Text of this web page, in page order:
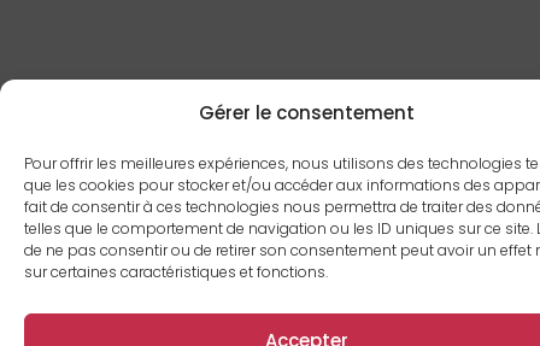
Gérer le consentement
Pour offrir les meilleures expériences, nous utilisons des technologies
que les cookies pour stocker et/ou accéder aux informations des
fait de consentir à ces technologies nous permettra de traiter des
telles que le comportement de navigation ou les ID uniques sur ce site.
de ne pas consentir ou de retirer son consentement peut avoir un effet
sur certaines caractéristiques et fonctions.
Accepter